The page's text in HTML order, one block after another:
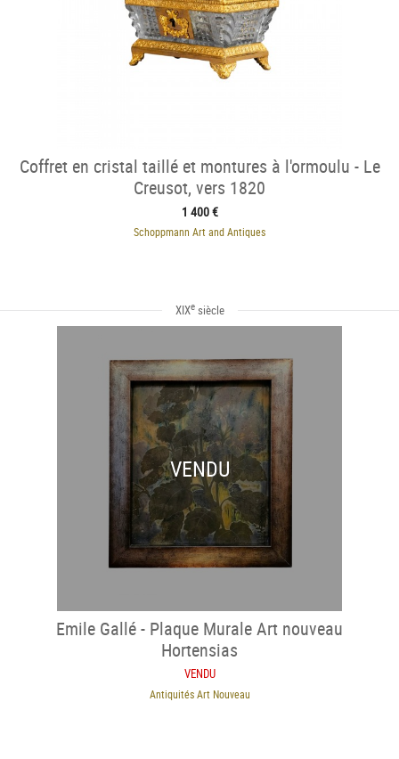
Coffret en cristal taillé et montures à l'ormoulu - Le
Creusot, vers 1820
1 400 €
Schoppmann Art and Antiques
XIXesiècle
VENDU
Emile Gallé - Plaque Murale Art nouveau
Hortensias
VENDU
Antiquités Art Nouveau